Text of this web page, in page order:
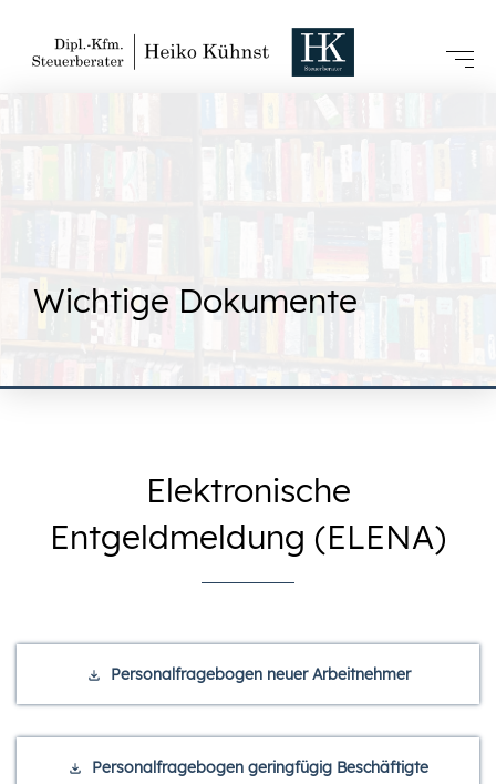
Wichtige Dokumente
Elektronische
Entgeldmeldung (ELENA)
Personalfragebogen neuer Arbeitnehmer
Personalfragebogen geringfügig Beschäftigte